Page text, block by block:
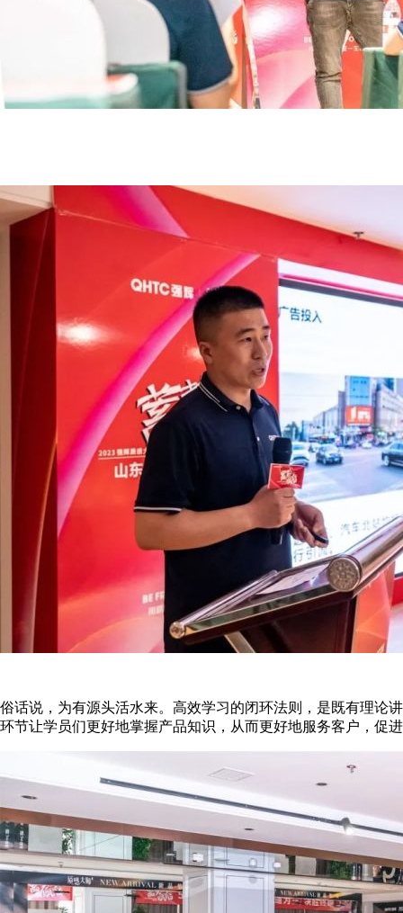
俗话说，为有源头活水来。高效学习的闭环法则，是既有理论
环节让学员们更好地掌握产品知识，从而更好地服务客户，促